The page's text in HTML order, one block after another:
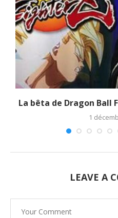
La bêta de Dragon Ball
1
LEAVE A